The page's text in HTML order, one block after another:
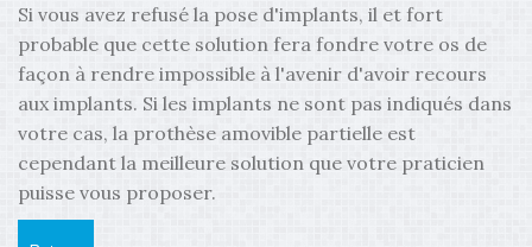
Si vous avez refusé la pose d'implants, il et fort
probable que cette solution fera fondre votre os de
façon à rendre impossible à l'avenir d'avoir recours
aux implants. Si les implants ne sont pas indiqués dans
votre cas, la prothèse amovible partielle est
cependant la meilleure solution que votre praticien
puisse vous proposer.